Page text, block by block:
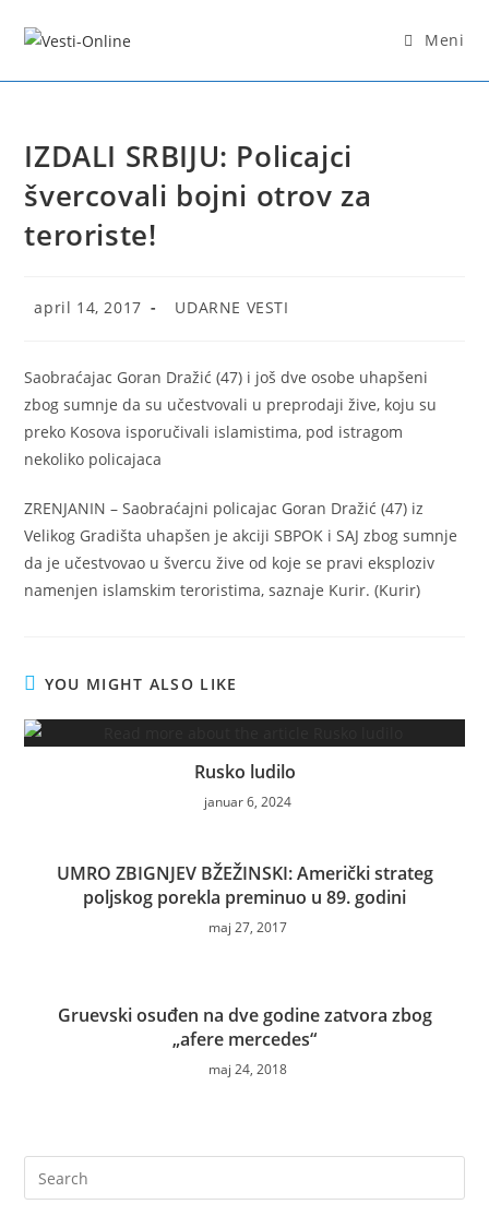
Meni
IZDALI SRBIJU: Policajci
švercovali bojni otrov za
teroriste!
Post
published:
april 14, 2017
Post
UDARNE VESTI
Saobraćajac Goran Dražić (47) i još dve osobe uhapšeni
zbog sumnje da su učestvovali u preprodaji žive, koju su
preko Kosova isporučivali islamistima, pod istragom
nekoliko policajaca
ZRENJANIN – Saobraćajni policajac Goran Dražić (47) iz
Velikog Gradišta uhapšen je akciji SBPOK i SAJ zbog sumnje
da je učestvovao u švercu žive od koje se pravi eksploziv
namenjen islamskim teroristima, saznaje Kurir. (Kurir)
YOU MIGHT ALSO LIKE
Rusko ludilo
januar 6, 2024
UMRO ZBIGNJEV BŽEŽINSKI: Američki strateg
poljskog porekla preminuo u 89. godini
maj 27, 2017
Gruevski osuđen na dve godine zatvora zbog
„afere mercedes“
maj 24, 2018